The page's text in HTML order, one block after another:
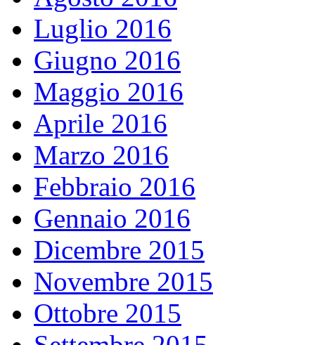
Luglio 2016
Giugno 2016
Maggio 2016
Aprile 2016
Marzo 2016
Febbraio 2016
Gennaio 2016
Dicembre 2015
Novembre 2015
Ottobre 2015